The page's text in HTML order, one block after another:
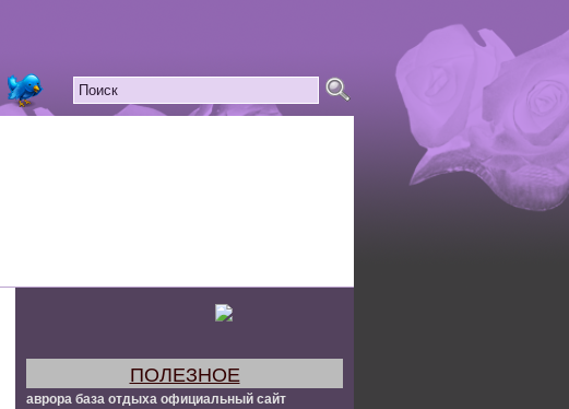
ПОЛЕЗНОЕ
аврора база отдыха официальный сайт